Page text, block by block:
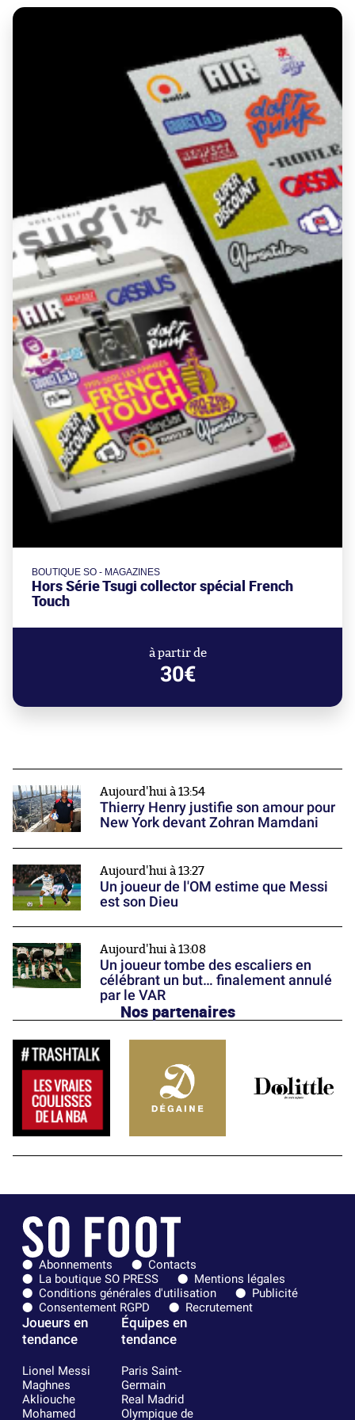
BOUTIQUE SO - MAGAZINES
Hors Série Tsugi collector spécial French
Touch
à partir de
30€
Aujourd'hui à 13:54
Thierry Henry justifie son amour pour
New York devant Zohran Mamdani
Aujourd'hui à 13:27
Un joueur de l'OM estime que Messi
est son Dieu
Aujourd'hui à 13:08
Un joueur tombe des escaliers en
célébrant un but… finalement annulé
par le VAR
Nos partenaires
Abonnements
Contacts
La boutique SO PRESS
Mentions légales
Conditions générales d'utilisation
Publicité
Consentement RGPD
Recrutement
Joueurs en
tendance
Lionel Messi
Maghnes
Akliouche
Mohamed
Équipes en
tendance
Paris Saint-
Germain
Real Madrid
Olympique de